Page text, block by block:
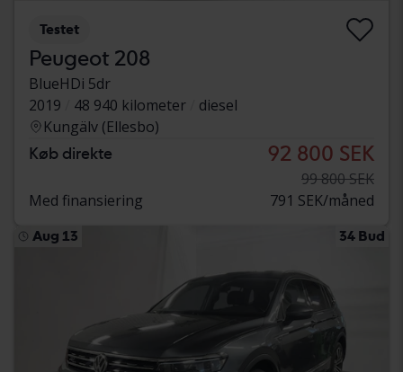
Testet
Peugeot 208
BlueHDi 5dr
2019
48 940 kilometer
diesel
Kungälv (Ellesbo)
Køb direkte 92 800 SEK
99 800 SEK
Med finansiering
791 SEK/måned
Aug 13 34 Bud